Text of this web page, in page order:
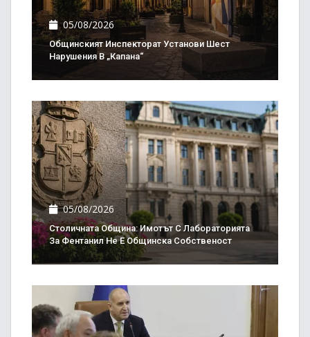
05/08/2026
Общинският Инспекторат Установи Шест
Нарушения В „Капана“
05/08/2026
Столичната Община: Имотът С Лабораторията
За Фентанил Не Е Общинска Собственост